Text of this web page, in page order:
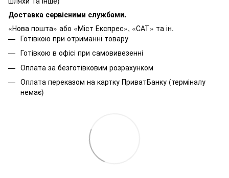
Доставка сервісними службами.
«Нова пошта» або «Міст Експрес», «САТ» та ін.
Готівкою при отриманні товару
Готівкою в офісі при самовивезенні
Оплата за безготівковим розрахунком
Оплата переказом на картку ПриватБанку (терміналу
немає)